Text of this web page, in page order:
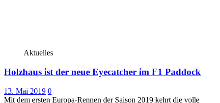
Aktuelles
Holzhaus ist der neue Eyecatcher im F1 Paddock
13. Mai 2019 0
Mit dem ersten Europa-Rennen der Saison 2019 kehrt die volle